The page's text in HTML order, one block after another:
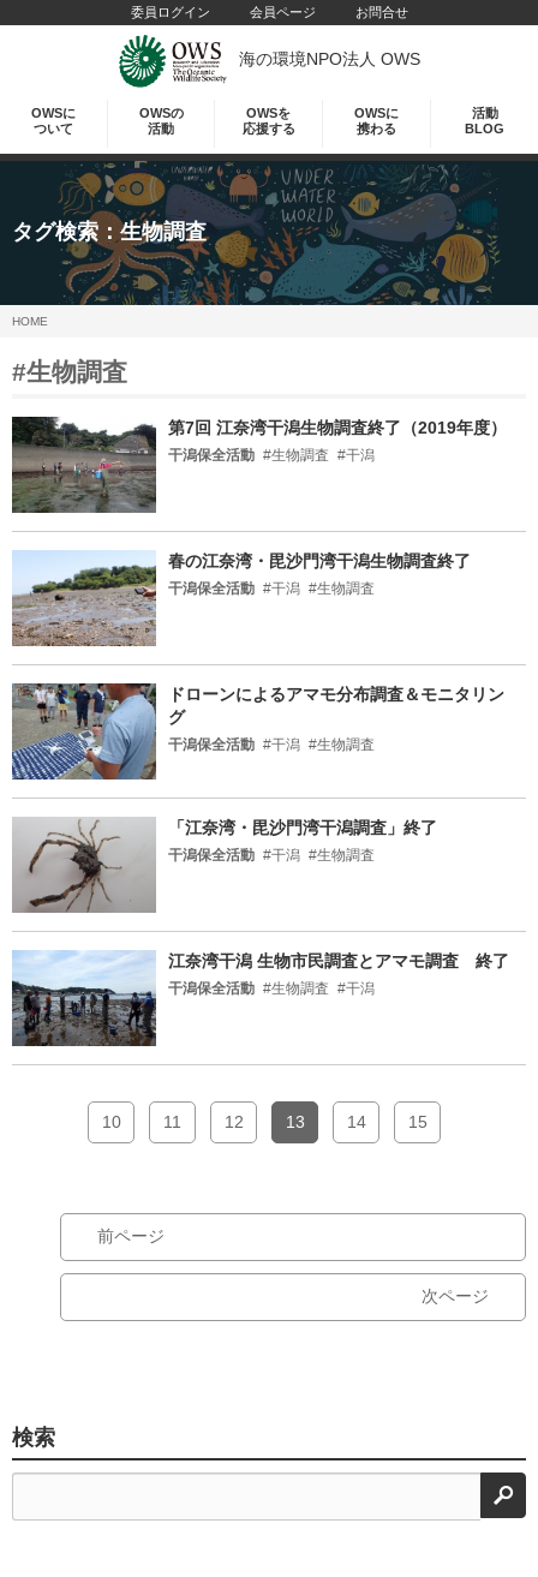
委員ログイン 会員ページ お問合せ
海の環境NPO法人 OWS
OWSに
ついて
OWSの
活動
OWSを
応援する
OWSに
携わる
活動
BLOG
タグ検索：生物調査
HOME
#生物調査
第7回 江奈湾干潟生物調査終了（2019年度）
干潟保全活動 #生物調査 #干潟
春の江奈湾・毘沙門湾干潟生物調査終了
干潟保全活動 #干潟 #生物調査
ドローンによるアマモ分布調査＆モニタリン
グ
干潟保全活動 #干潟 #生物調査
「江奈湾・毘沙門湾干潟調査」終了
干潟保全活動 #干潟 #生物調査
江奈湾干潟 生物市民調査とアマモ調査 終了
干潟保全活動 #生物調査 #干潟
10 11 12 13 14 15
前ページ
次ページ
検索
検